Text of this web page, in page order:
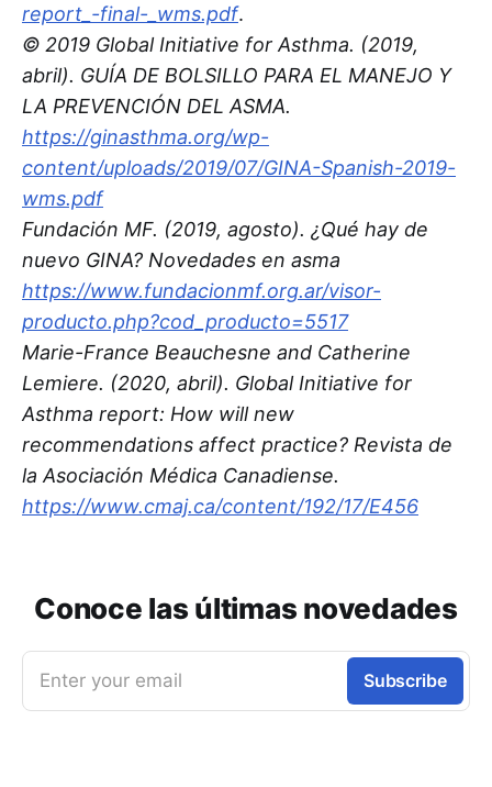
report_-final-_wms.pdf.
© 2019 Global Initiative for Asthma. (2019,
abril). GUÍA DE BOLSILLO PARA EL MANEJO Y
LA PREVENCIÓN DEL ASMA.
https://ginasthma.org/wp-
content/uploads/2019/07/GINA-Spanish-2019-
wms.pdf
Fundación MF. (2019, agosto). ¿Qué hay de
nuevo GINA? Novedades en asma
https://www.fundacionmf.org.ar/visor-
producto.php?cod_producto=5517
Marie-France Beauchesne and Catherine
Lemiere. (2020, abril). Global Initiative for
Asthma report: How will new
recommendations affect practice? Revista de
la Asociación Médica Canadiense.
https://www.cmaj.ca/content/192/17/E456
Conoce las últimas novedades
Enter your email Subscribe